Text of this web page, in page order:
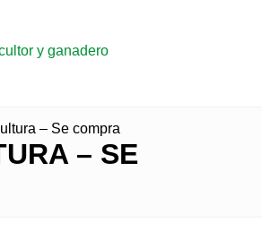
y ganadero
– Se compra
– SE